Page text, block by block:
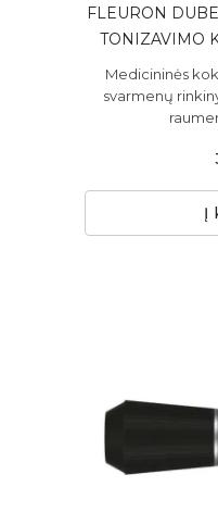
FLEURON
TONIZAVIMO
Medicininės
svarmenų
Į